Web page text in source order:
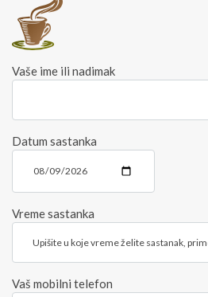
Vaše ime ili nadimak
Datum sastanka
Vreme sastanka
Vaš mobilni telefon